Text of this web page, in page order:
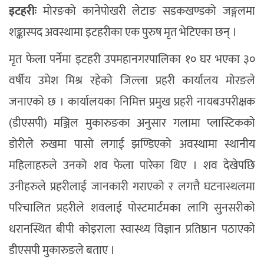
इटहरीःमोरङको कानेपोखरी लेटाङ सडकखण्डको जङ्गलमा
शङ्कास्पद अवस्थामा इटहरीका एक पुरुष मृत भेटिएका छन् ।
मृत फेला पर्नेमा इटहरी उपमहानगरपालिका १० घर भएका ३०
वर्षीय उमेश मिश्र रहेको जिल्ला प्रहरी कार्यालय मोरङले
जनाएको छ । कार्यालयका निमित्त प्रमुख प्रहरी नायबउपरीक्षक
(डीएसपी) मञ्जिल मुकारुङका अनुसार गलामा प्लास्टिकको
डोरीले रुखमा पासो लगाई झण्डिएको अवस्थामा स्थानीय
महिलाहरुले उनको शव फेला पारेका थिए । शव देखेपछि
उनीहरुले प्रहरीलाई जानकारी गराएको र लगत्तै घटनास्थलमा
परिचालित प्रहरीले शवलाई पोस्टमार्टमका लागि सुनसरीको
धरानस्थित बीपी कोइराला स्वास्थ्य विज्ञान प्रतिष्ठान पठाएको
डीएसपी मुकारुङले बताए ।